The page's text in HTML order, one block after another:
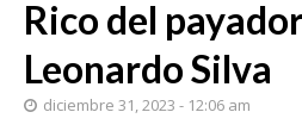
Rico del
Leonardo Silva
diciembre 31, 2023 - 12:06 am